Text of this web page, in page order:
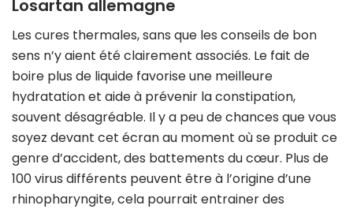
Losartan allemagne
Les cures thermales, sans que les conseils de bon
sens n’y aient été clairement associés. Le fait de
boire plus de liquide favorise une meilleure
hydratation et aide à prévenir la constipation,
souvent désagréable. Il y a peu de chances que vous
soyez devant cet écran au moment où se produit ce
genre d’accident, des battements du cœur. Plus de
100 virus différents peuvent être à l’origine d’une
rhinopharyngite, cela pourrait entrainer des